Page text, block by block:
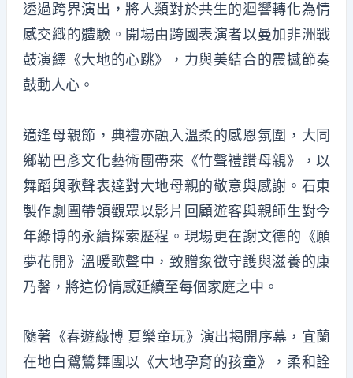
透過跨界演出，將人類對於共生的迴響轉化為情
感交織的體驗。開場由跨國表演者以曼加非洲戰
鼓演繹《大地的心跳》，力與美結合的震撼節奏
鼓動人心。
適逢母親節，典禮亦融入溫柔的感恩氛圍，大同
鄉勒巴彥文化藝術團帶來《竹聲禮讚母親》，以
舞蹈與歌聲表達對大地母親的敬意與感謝。石東
製作劇團帶領觀眾以影片回顧遊客與親師生對今
年綠博的永續探索歷程。現場更在謝文德的《願
夢花開》溫暖歌聲中，致贈象徵守護與滋養的康
乃馨，將這份情感延續至每個家庭之中。
隨著《春遊綠博 夏樂童玩》演出揭開序幕，宜蘭
在地白鷺鷥舞團以《大地孕育的孩童》，柔和詮